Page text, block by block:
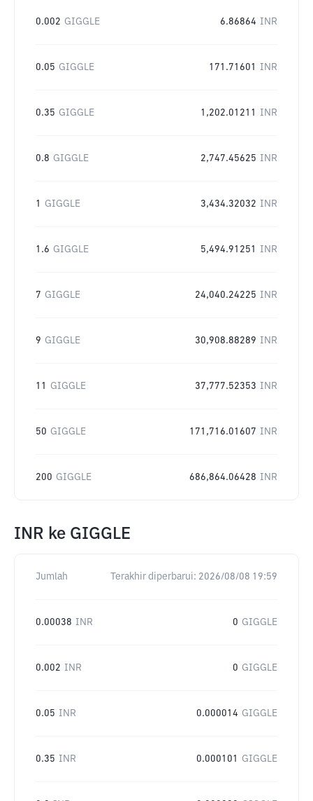
0.002 GIGGLE 6.86864 INR
0.05 GIGGLE 171.71601 INR
0.35 GIGGLE 1,202.01211 INR
0.8 GIGGLE 2,747.45625 INR
1 GIGGLE 3,434.32032 INR
1.6 GIGGLE 5,494.91251 INR
7 GIGGLE 24,040.24225 INR
9 GIGGLE 30,908.88289 INR
11 GIGGLE 37,777.52353 INR
50 GIGGLE 171,716.01607 INR
200 GIGGLE 686,864.06428 INR
INR ke GIGGLE
Jumlah Terakhir diperbarui: 2026/08/08 19:59
0.00038 INR 0 GIGGLE
0.002 INR 0 GIGGLE
0.05 INR 0.000014 GIGGLE
0.35 INR 0.000101 GIGGLE